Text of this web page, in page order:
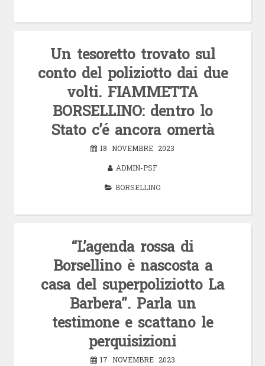
Un tesoretto trovato sul
conto del poliziotto dai due
volti. FIAMMETTA
BORSELLINO: dentro lo
Stato c’é ancora omertà
18 NOVEMBRE 2023
ADMIN-PSF
BORSELLINO
“L’agenda rossa di
Borsellino è nascosta a
casa del superpoliziotto La
Barbera”. Parla un
testimone e scattano le
perquisizioni
17 NOVEMBRE 2023